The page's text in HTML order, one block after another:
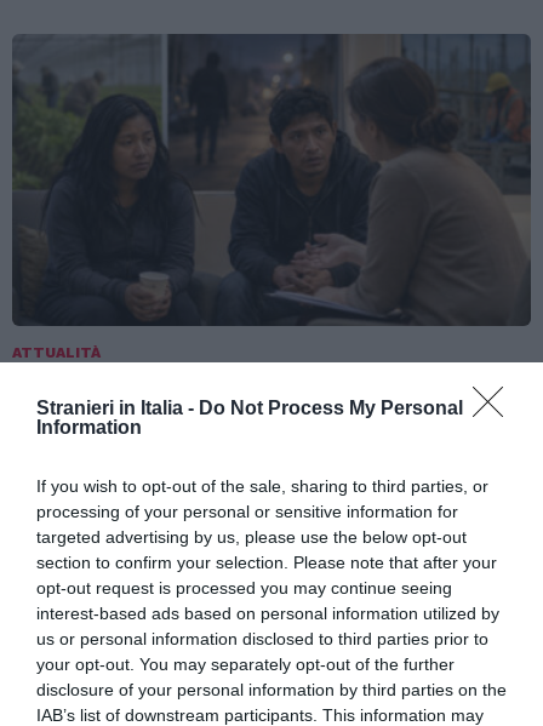
Stranieri in Italia - Do Not Process My Personal
Information
If you wish to opt-out of the sale, sharing to third parties, or
processing of your personal or sensitive information for
targeted advertising by us, please use the below opt-out
section to confirm your selection. Please note that after your
opt-out request is processed you may continue seeing
interest-based ads based on personal information utilized by
us or personal information disclosed to third parties prior to
your opt-out. You may separately opt-out of the further
disclosure of your personal information by third parties on the
IAB’s list of downstream participants. This information may
ATTUALITÀ
Tratta e grave sfruttamento, 36 milioni per
rafforzare assistenza e integrazione delle
vittime